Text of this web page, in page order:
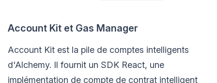
Account Kit et Gas Manager
Account Kit est la pile de comptes intelligents
d'Alchemy. Il fournit un SDK React, une
implémentation de compte de contrat intelligent